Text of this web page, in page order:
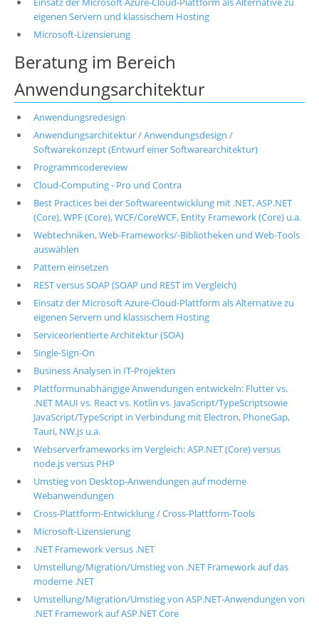
eigenen Servern und klassischem Hosting
Microsoft-Lizensierung
Beratung im Bereich
Anwendungsarchitektur
Anwendungsredesign
Anwendungsarchitektur / Anwendungsdesign /
Softwarekonzept (Entwurf einer Softwarearchitektur)
Programmcodereview
Cloud-Computing - Pro und Contra
Best Practices bei der Softwareentwicklung mit .NET, ASP.NET
(Core), WPF (Core), WCF/CoreWCF, Entity Framework (Core) u.a.
Webtechniken, Web-Frameworks/-Bibliotheken und Web-Tools
auswählen
Pattern einsetzen
REST versus SOAP (SOAP und REST im Vergleich)
Einsatz der Microsoft Azure-Cloud-Plattform als Alternative zu
eigenen Servern und klassischem Hosting
Serviceorientierte Architektur (SOA)
Single-Sign-On
Business Analysen in IT-Projekten
Plattformunabhängige Anwendungen entwickeln: Flutter vs.
.NET MAUI vs. React vs. Kotlin vs. JavaScript/TypeScriptsowie
JavaScript/TypeScript in Verbindung mit Electron, PhoneGap,
Tauri, NW.js u.a.
Webserverframeworks im Vergleich: ASP.NET (Core) versus
node.js versus PHP
Umstieg von Desktop-Anwendungen auf moderne
Webanwendungen
Cross-Plattform-Entwicklung / Cross-Plattform-Tools
Microsoft-Lizensierung
.NET Framework versus .NET
Umstellung/Migration/Umstieg von .NET Framework auf das
moderne .NET
Umstellung/Migration/Umstieg von ASP.NET-Anwendungen von
.NET Framework auf ASP.NET Core